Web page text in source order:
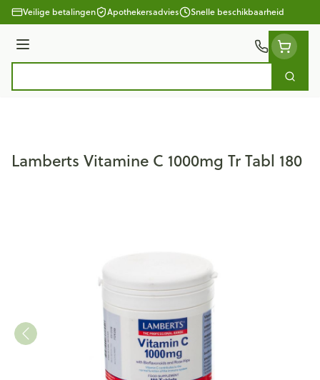
Ga naar de inhoud
Veilige betalingen Apothekersadvies Snelle beschikbaarheid
Menu
Zoek
Lamberts Vitamine C 1000mg Tr Tabl 180